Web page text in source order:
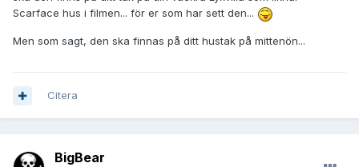
Scarface hus i filmen... för er som har sett den...
Men som sagt, den ska finnas på ditt hustak på mittenön...
Citera
BigBear